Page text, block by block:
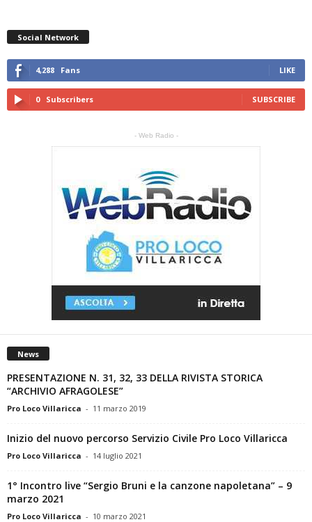
Social Network
4,288 Fans LIKE
0 Subscribers SUBSCRIBE
- Web Radio -
News
PRESENTAZIONE N. 31, 32, 33 DELLA RIVISTA STORICA
“ARCHIVIO AFRAGOLESE”
Pro Loco Villaricca - 11 marzo 2019
Inizio del nuovo percorso Servizio Civile Pro Loco Villaricca
Pro Loco Villaricca - 14 luglio 2021
1° Incontro live “Sergio Bruni e la canzone napoletana” – 9
marzo 2021
Pro Loco Villaricca - 10 marzo 2021